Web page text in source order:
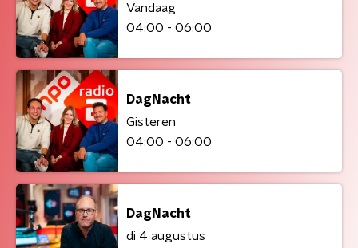
Vandaag
04:00 - 06:00
DagNacht
Gisteren
04:00 - 06:00
DagNacht
di 4 augustus